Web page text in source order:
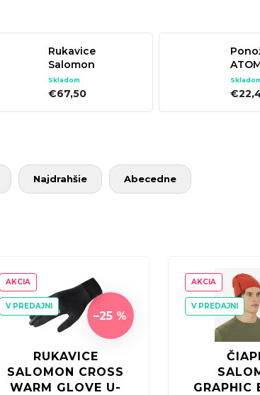
Rukavice
Salomon
PROPELLER
GORE-TEX U-
Skladom
€67,50
SKI
Najdrahšie Abecedne
AKCIA
V PREDAJNI
–25 %
RUKAVICE
SALOMON CROSS
WARM GLOVE U-
AKCIA
V PREDAJNI
GRAPHIC